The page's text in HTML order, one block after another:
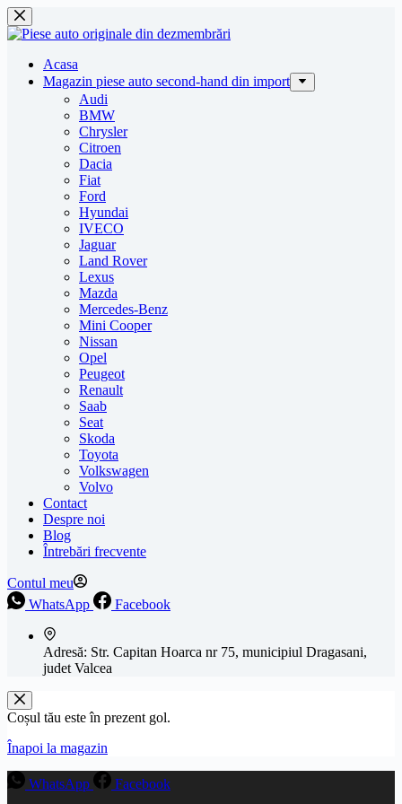
Sari
la
Acasa
Magazin piese auto second-hand din import
Audi
BMW
Chrysler
Citroen
Dacia
Fiat
Ford
Hyundai
IVECO
Jaguar
Land Rover
Lexus
Mazda
Mercedes-Benz
Mini Cooper
Nissan
Opel
Peugeot
Renault
Saab
Seat
Skoda
Toyota
Volkswagen
Volvo
Contact
Despre noi
Blog
Întrebări frecvente
Contul meu
WhatsApp
Facebook
Adresă: Str. Capitan Hoarca nr 75, municipiul Dragasani,
judet Valcea
Coșul tău este în prezent gol.
Înapoi la magazin
WhatsApp Facebook